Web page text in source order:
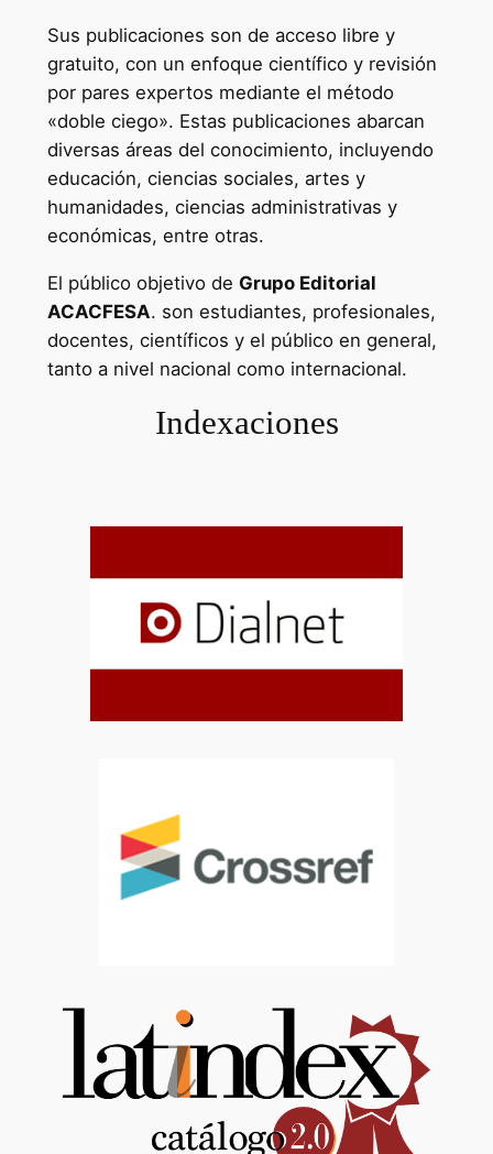
Sus publicaciones son de acceso libre y
gratuito, con un enfoque científico y revisión
por pares expertos mediante el método
«doble ciego». Estas publicaciones abarcan
diversas áreas del conocimiento, incluyendo
educación, ciencias sociales, artes y
humanidades, ciencias administrativas y
económicas, entre otras.
El público objetivo de Grupo Editorial
ACACFESA. son estudiantes, profesionales,
docentes, científicos y el público en general,
tanto a nivel nacional como internacional.
Indexaciones